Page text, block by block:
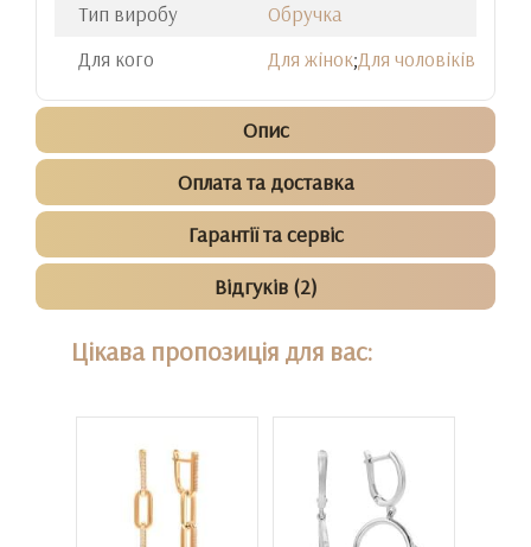
Тип виробу
Обручка
Для кого
Для жінок;Для чоловіків
Опис
Оплата та доставка
Гарантії та сервіс
Відгуків (2)
Цікава пропозиція для вас: